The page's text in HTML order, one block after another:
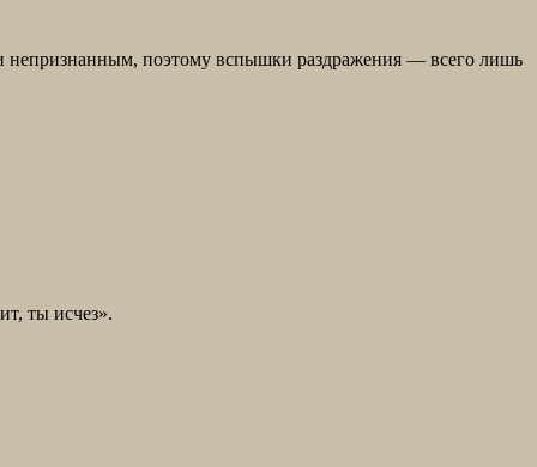
непризнанным, поэтому вспышки раздражения — всего лишь
ты исчез».